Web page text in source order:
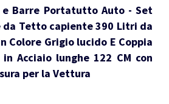
e Barre Portatutto Auto - Set
da Tetto capiente 390 Litri da
Colore Grigio lucido E Coppia
Acciaio lunghe 122 CM con
per la Vettura